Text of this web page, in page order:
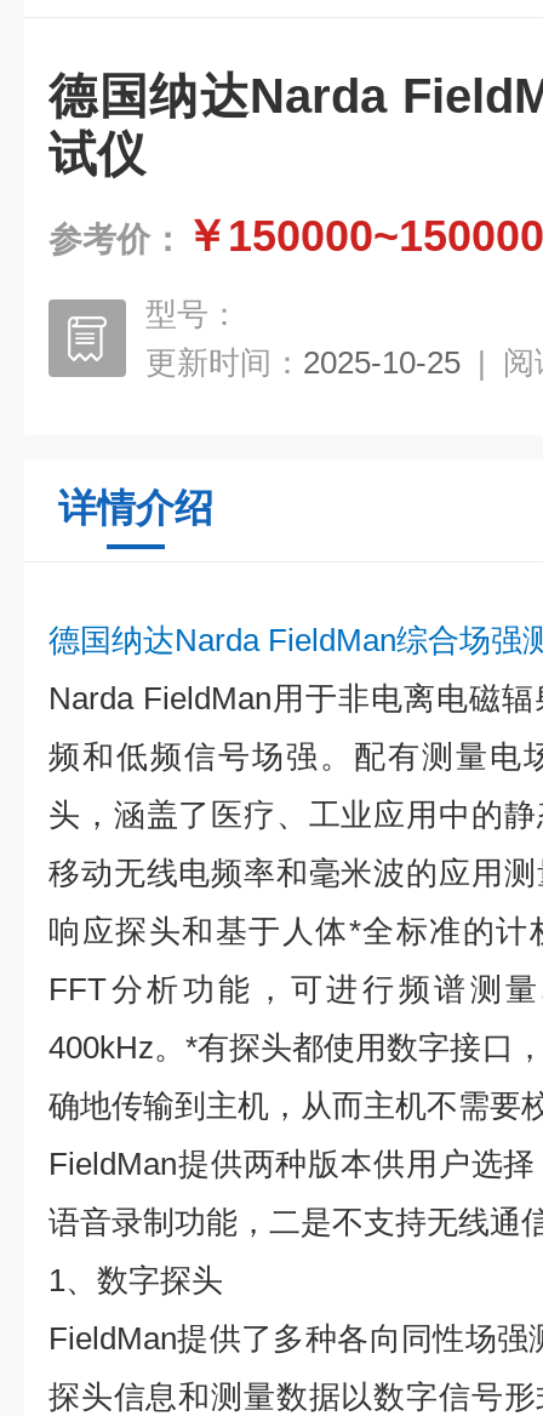
德国纳达Narda
试仪
参考价： ￥150000~150000
型号：
更新时间： 2025-10-25 | 阅
详情介绍
德国纳达Narda FieldMan综合场强
Narda FieldMan用于非电离电磁
频和低频信号场强。配有测量电
头，涵盖了医疗、工业应用中的
移动无线电频率和毫米波的应用
响应探头和基于人体*全标准的计
FFT分析功能，可进行频谱测
400kHz。*有探头都使用数字接口
确地传输到主机，从而主机不需要
FieldMan提供两种版本供用户选
语音录制功能，二是不支持无线通
1、数字探头
FieldMan提供了多种各向同性场
探头信息和测量数据以数字信号